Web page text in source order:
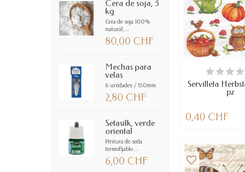
Cera de soja, 5
kg
Cera de soja 100%
natural,...
80,00 CHF
Mechas para
velas
6 unidades / 150mm
2,80 CHF
Setasilk, verde
oriental
Pintura de seda
termofijable....
6,00 CHF
DISPONIBLE
Servilleta
pz
0,40 CHF
favorite_border